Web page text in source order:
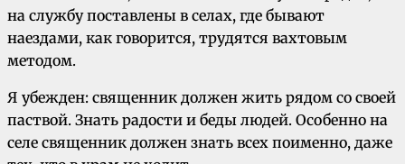
на службу поставлены в селах, где бывают
наездами, как говорится, трудятся вахтовым
методом.
Я убежден: священник должен жить рядом со своей
паствой. Знать радости и беды людей. Особенно на
селе священник должен знать всех поименно, даже